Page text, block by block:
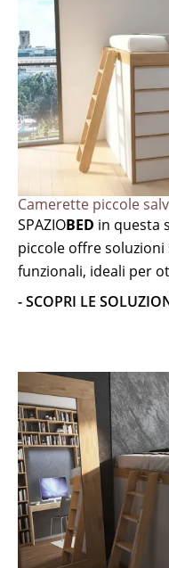
Camerette piccole
SPAZIOBED in questa
piccole offre
funzionali, ideali per
- SCOPRI LE